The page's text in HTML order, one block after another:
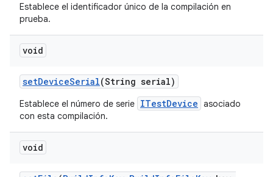
Establece el identificador único de la compilación en
prueba.
void
setDeviceSerial(String serial)
Establece el número de serie ITestDevice asociado
con esta compilación.
void